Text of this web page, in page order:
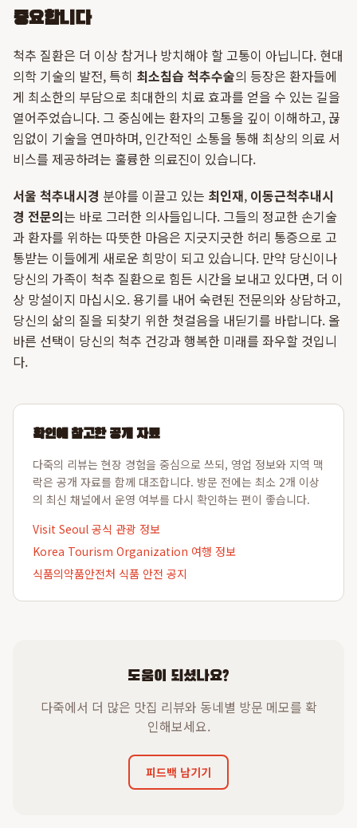
중요합니다
척추 질환은 더 이상 참거나 방치해야 할 고통이 아닙니다. 현대
의학 기술의 발전, 특히 최소침습 척추수술의 등장은 환자들에
게 최소한의 부담으로 최대한의 치료 효과를 얻을 수 있는 길을
열어주었습니다. 그 중심에는 환자의 고통을 깊이 이해하고, 끊
임없이 기술을 연마하며, 인간적인 소통을 통해 최상의 의료 서
비스를 제공하려는 훌륭한 의료진이 있습니다.
서울 척추내시경 분야를 이끌고 있는 최인재, 이동근척추내시
경 전문의는 바로 그러한 의사들입니다. 그들의 정교한 손기술
과 환자를 위하는 따뜻한 마음은 지긋지긋한 허리 통증으로 고
통받는 이들에게 새로운 희망이 되고 있습니다. 만약 당신이나
당신의 가족이 척추 질환으로 힘든 시간을 보내고 있다면, 더 이
상 망설이지 마십시오. 용기를 내어 숙련된 전문의와 상담하고,
당신의 삶의 질을 되찾기 위한 첫걸음을 내딛기를 바랍니다. 올
바른 선택이 당신의 척추 건강과 행복한 미래를 좌우할 것입니
다.
확인에 참고한 공개 자료
다죽의 리뷰는 현장 경험을 중심으로 쓰되, 영업 정보와 지역 맥
락은 공개 자료를 함께 대조합니다. 방문 전에는 최소 2개 이상
의 최신 채널에서 운영 여부를 다시 확인하는 편이 좋습니다.
Visit Seoul 공식 관광 정보
Korea Tourism Organization 여행 정보
식품의약품안전처 식품 안전 공지
도움이 되셨나요?
다죽에서 더 많은 맛집 리뷰와 동네별 방문 메모를 확
인해보세요.
피드백 남기기